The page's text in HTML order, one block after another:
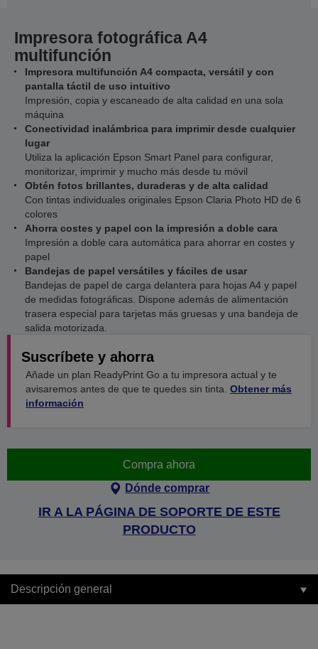
Impresora fotográfica A4
multifunción
Impresora multifunción A4 compacta, versátil y con
pantalla táctil de uso intuitivo
Impresión, copia y escaneado de alta calidad en una sola
máquina
Conectividad inalámbrica para imprimir desde cualquier
lugar
Utiliza la aplicación Epson Smart Panel para configurar,
monitorizar, imprimir y mucho más desde tu móvil
Obtén fotos brillantes, duraderas y de alta calidad
Con tintas individuales originales Epson Claria Photo HD de 6
colores
Ahorra costes y papel con la impresión a doble cara
Impresión a doble cara automática para ahorrar en costes y
papel
Bandejas de papel versátiles y fáciles de usar
Bandejas de papel de carga delantera para hojas A4 y papel
de medidas fotográficas. Dispone además de alimentación
trasera especial para tarjetas más gruesas y una bandeja de
salida motorizada.
Suscríbete y ahorra
Añade un plan ReadyPrint Go a tu impresora actual y te
avisaremos antes de que te quedes sin tinta. Obtener más
información
Compra ahora
Dónde comprar
IR A LA PÁGINA DE SOPORTE DE ESTE
PRODUCTO
Descripción general